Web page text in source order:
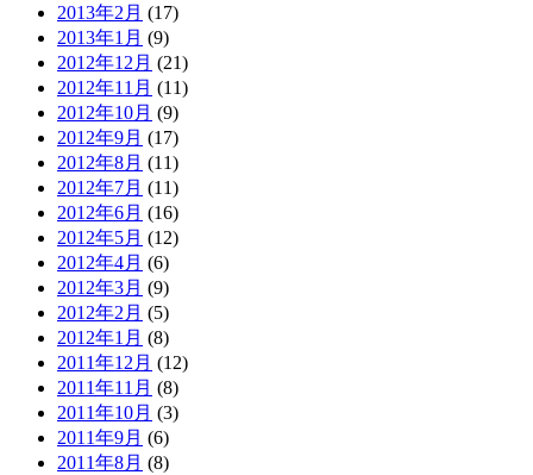
2013年2月 (17)
2013年1月 (9)
2012年12月 (21)
2012年11月 (11)
2012年10月 (9)
2012年9月 (17)
2012年8月 (11)
2012年7月 (11)
2012年6月 (16)
2012年5月 (12)
2012年4月 (6)
2012年3月 (9)
2012年2月 (5)
2012年1月 (8)
2011年12月 (12)
2011年11月 (8)
2011年10月 (3)
2011年9月 (6)
2011年8月 (8)